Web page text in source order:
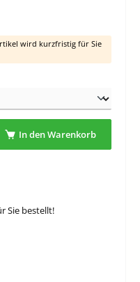
wird kurzfristig für Sie
ein oder benutze die Schaltflächen um
In den Warenkorb
Sie bestellt!